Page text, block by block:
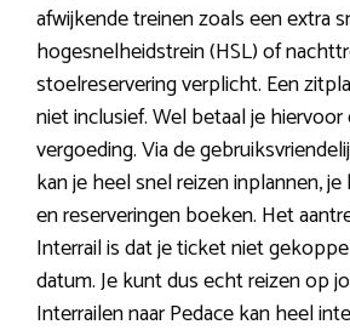
afwijkende treinen zoals een extra
hogesnelheidstrein (HSL) of
stoelreservering verplicht. Een
niet inclusief. Wel betaal je
vergoeding. Via de
kan je heel snel reizen inplannen,
en reserveringen boeken. Het
Interrail is dat je ticket niet
datum. Je kunt dus echt reizen op
Interrailen naar Pedace kan heel